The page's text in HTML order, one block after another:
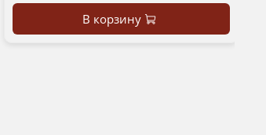
В корзину